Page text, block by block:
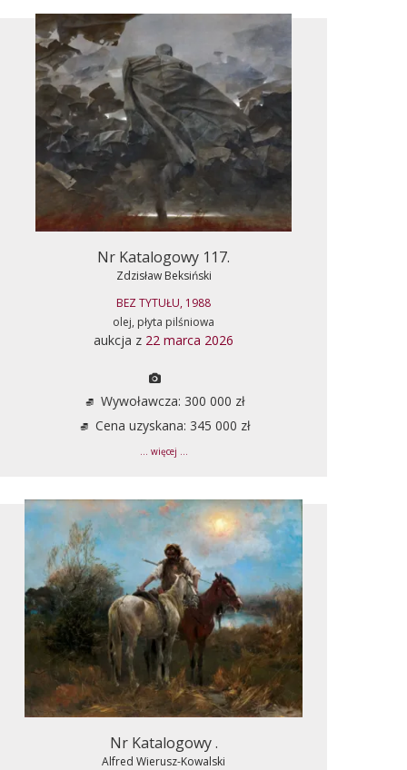
Nr Katalogowy 117.
Zdzisław Beksiński
BEZ TYTUŁU, 1988
olej, płyta pilśniowa
aukcja z 22 marca 2026
Wywoławcza: 300 000 zł
Cena uzyskana: 345 000 zł
... więcej ...
Nr Katalogowy .
Alfred Wierusz-Kowalski